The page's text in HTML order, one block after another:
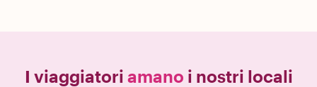
I viaggiatori amano i nostri locali